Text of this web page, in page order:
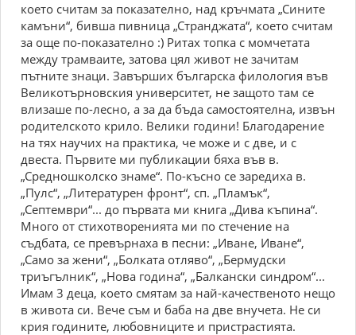
което считам за показателно, над кръчмата „Сините
камъни“, бивша пивница „Странджата“, което считам
за още по-показателно :) Ритах топка с момчетата
между трамваите, затова цял живот не зачитам
пътните знаци. Завърших българска филология във
Великотърновския университет, не защото там се
влизаше по-лесно, а за да бъда самостоятелна, извън
родителското крило. Велики години! Благодарение
на тях научих на практика, че може и с две, и с
двеста. Първите ми публикации бяха във в.
„Средношколско знаме“. По-късно се заредиха в.
„Пулс“, „Литературен фронт“, сп. „Пламък“,
„Септември“... до първата ми книга „Дива къпина“.
Много от стихотворенията ми по стечение на
съдбата, се превърнаха в песни: „Иване, Иване“,
„Само за жени“, „Болката отляво“, „Бермудски
триъгълник“, „Нова година“, „Балкански синдром“...
Имам 3 деца, което смятам за най-качественото нещо
в живота си. Вече съм и баба на две внучета. Не си
крия годините, любовниците и пристрастията.